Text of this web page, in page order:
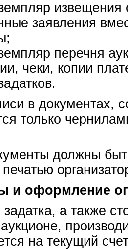
извещения
заявления
перечня
чеки, копии
в документах,
только
должны
и оформление
а также
на текущий